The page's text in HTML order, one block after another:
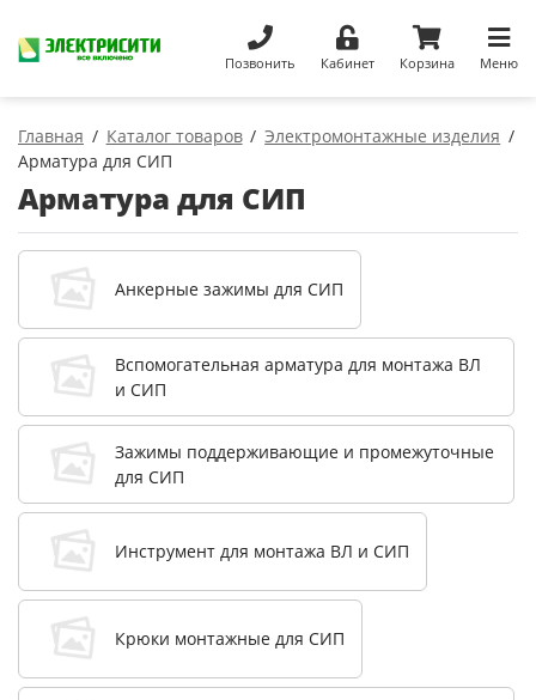
Позвонить Кабинет Корзина Меню
Главная Каталог товаров
Электромонтажные изделия
Арматура для СИП
Арматура для СИП
Анкерные зажимы для СИП
Вспомогательная арматура для монтажа ВЛ
и СИП
Зажимы поддерживающие и промежуточные
для СИП
Инструмент для монтажа ВЛ и СИП
Крюки монтажные для СИП